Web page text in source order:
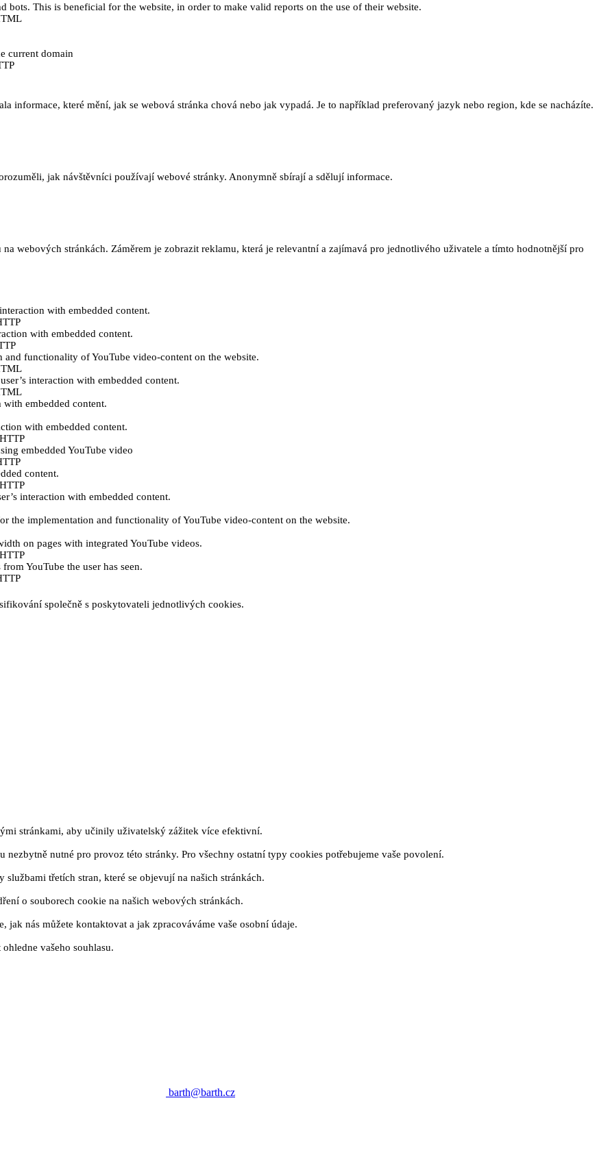
bots. This is beneficial for the website, in order to make valid reports on the use of their website.
current domain
informace, které mění, jak se webová stránka chová nebo jak vypadá. Je to například preferovaný jazyk nebo region, kde se nacházíte.
jak návštěvníci používají webové stránky. Anonymně sbírají a sdělují informace.
webových stránkách. Záměrem je zobrazit reklamu, která je relevantní a zajímavá pro jednotlivého uživatele a tímto hodnotnější pro
with embedded content.
with embedded content.
and functionality of YouTube video-content on the website.
interaction with embedded content.
with embedded content.
with embedded content.
embedded YouTube video
content.
interaction with embedded content.
the implementation and functionality of YouTube video-content on the website.
on pages with integrated YouTube videos.
YouTube the user has seen.
společně s poskytovateli jednotlivých cookies.
stránkami, aby učinily uživatelský zážitek více efektivní.
nutné pro provoz této stránky. Pro všechny ostatní typy cookies potřebujeme vaše povolení.
třetích stran, které se objevují na našich stránkách.
o souborech cookie na našich webových stránkách.
nás můžete kontaktovat a jak zpracováváme vaše osobní údaje.
vašeho souhlasu.
barth@barth.cz